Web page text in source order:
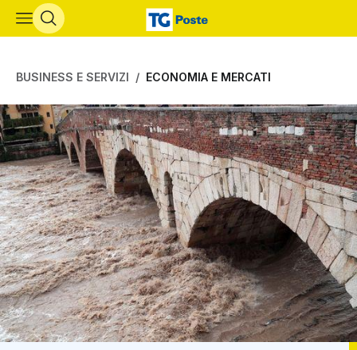
Vai al contenuto principale
BUSINESS E SERVIZI ECONOMIA E MERCATI